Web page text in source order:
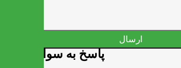
ارسال
پاسخ به سوالات شما